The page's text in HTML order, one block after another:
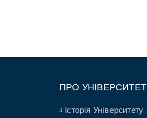
ПРО УНІВЕРСИТЕТ
Історія Університету